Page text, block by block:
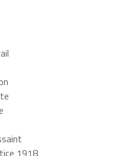
1918